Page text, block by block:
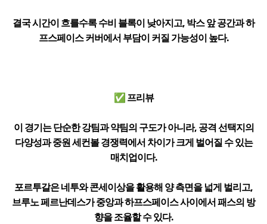
결국 시간이 흐를수록 수비 블록이 낮아지고, 박스 앞 공간과 하
프스페이스 커버에서 부담이 커질 가능성이 높다.
✅ 프리뷰
이 경기는 단순한 강팀과 약팀의 구도가 아니라, 공격 선택지의
다양성과 중원 세컨볼 경쟁력에서 차이가 크게 벌어질 수 있는
매치업이다.
포르투갈은 네투와 콘세이상을 활용해 양 측면을 넓게 벌리고,
브루노 페르난데스가 중앙과 하프스페이스 사이에서 패스의 방
향을 조율할 수 있다.